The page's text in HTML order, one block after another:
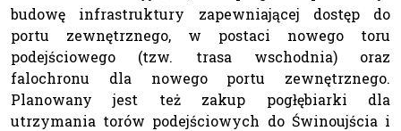
budowę infrastruktury zapewniającej dostęp do
portu zewnętrznego, w postaci nowego toru
podejściowego (tzw. trasa wschodnia) oraz
falochronu dla nowego portu zewnętrznego.
Planowany jest też zakup pogłębiarki dla
utrzymania torów podejściowych do Świnoujścia i